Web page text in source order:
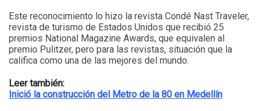
Este reconocimiento lo hizo la revista Condé Nast Traveler,
revista de turismo de Estados Unidos que recibió 25
premios National Magazine Awards, que equivalen al
premio Pulitzer, pero para las revistas, situación que la
califica como una de las mejores del mundo.
Leer también:
Inició la construcción del Metro de la 80 en Medellín